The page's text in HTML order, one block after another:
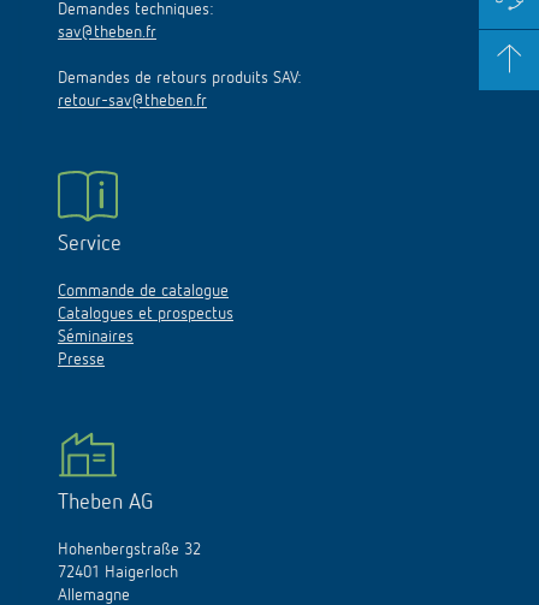
Demandes techniques:
sav@theben.fr
Demandes de retours produits SAV:
retour-sav@theben.fr
Service
Commande de catalogue
Catalogues et prospectus
Séminaires
Presse
Theben AG
Hohenbergstraße 32
72401 Haigerloch
Allemagne